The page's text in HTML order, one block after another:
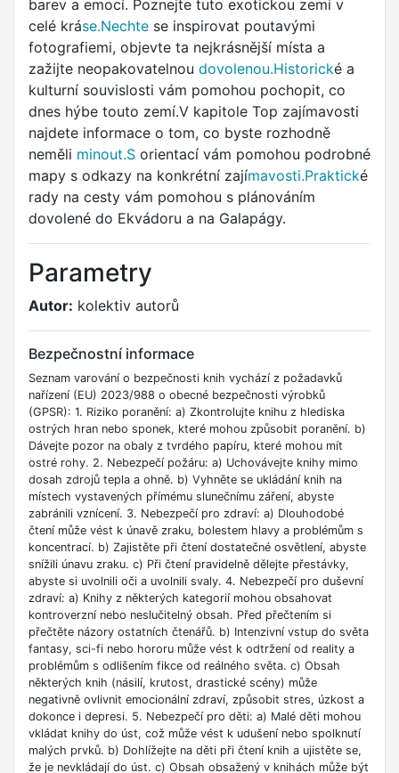
barev a emocí. Poznejte tuto exotickou zemi v
celé kráse.Nechte se inspirovat poutavými
fotografiemi, objevte ta nejkrásnější místa a
zažijte neopakovatelnou dovolenou.Historické a
kulturní souvislosti vám pomohou pochopit, co
dnes hýbe touto zemí.V kapitole Top zajímavosti
najdete informace o tom, co byste rozhodně
neměli minout.S orientací vám pomohou podrobné
mapy s odkazy na konkrétní zajímavosti.Praktické
rady na cesty vám pomohou s plánováním
dovolené do Ekvádoru a na Galapágy.
Parametry
Autor: kolektiv autorů
Bezpečnostní informace
Seznam varování o bezpečnosti knih vychází z požadavků
nařízení (EU) 2023/988 o obecné bezpečnosti výrobků
(GPSR): 1. Riziko poranění: a) Zkontrolujte knihu z hlediska
ostrých hran nebo sponek, které mohou způsobit poranění. b)
Dávejte pozor na obaly z tvrdého papíru, které mohou mít
ostré rohy. 2. Nebezpečí požáru: a) Uchovávejte knihy mimo
dosah zdrojů tepla a ohně. b) Vyhněte se ukládání knih na
místech vystavených přímému slunečnímu záření, abyste
zabránili vznícení. 3. Nebezpečí pro zdraví: a) Dlouhodobé
čtení může vést k únavě zraku, bolestem hlavy a problémům s
koncentrací. b) Zajistěte při čtení dostatečné osvětlení, abyste
snížili únavu zraku. c) Při čtení pravidelně dělejte přestávky,
abyste si uvolnili oči a uvolnili svaly. 4. Nebezpečí pro duševní
zdraví: a) Knihy z některých kategorií mohou obsahovat
kontroverzní nebo neslučitelný obsah. Před přečtením si
přečtěte názory ostatních čtenářů. b) Intenzivní vstup do světa
fantasy, sci-fi nebo hororu může vést k odtržení od reality a
problémům s odlišením fikce od reálného světa. c) Obsah
některých knih (násilí, krutost, drastické scény) může
negativně ovlivnit emocionální zdraví, způsobit stres, úzkost a
dokonce i depresi. 5. Nebezpečí pro děti: a) Malé děti mohou
vkládat knihy do úst, což může vést k udušení nebo spolknutí
malých prvků. b) Dohlížejte na děti při čtení knih a ujistěte se,
že je nevkládají do úst. c) Obsah obsažený v knihách může být